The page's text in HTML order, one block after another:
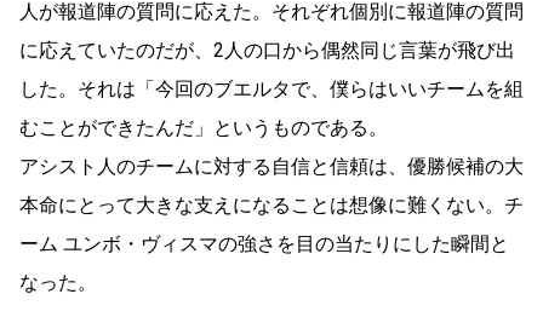
人が報道陣の質問に応えた。それぞれ個別に報道陣の質問
に応えていたのだが、2人の口から偶然同じ言葉が飛び出
した。それは「今回のブエルタで、僕らはいいチームを組
むことができたんだ」というものである。
アシスト人のチームに対する自信と信頼は、優勝候補の大
本命にとって大きな支えになることは想像に難くない。チ
ーム ユンボ・ヴィスマの強さを目の当たりにした瞬間と
なった。